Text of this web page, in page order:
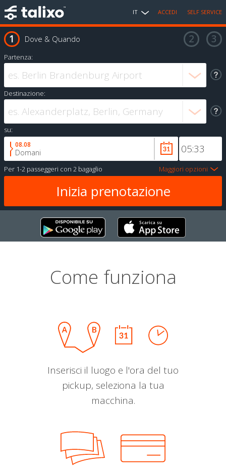
IT ACCEDI SELF SERVICE
Dove & Quando
Partenza:
Destinazione:
su:
08.08
Domani
Per 1-2 passeggeri con 2 bagaglio Maggiori opzioni
Come funziona
Inserisci il luogo e l'ora del tuo
pickup, seleziona la tua
macchina.